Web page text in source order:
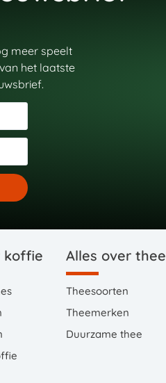
meer speelt
het laatste
koffie Alles over thee
Theesoorten
Theemerken
Duurzame thee